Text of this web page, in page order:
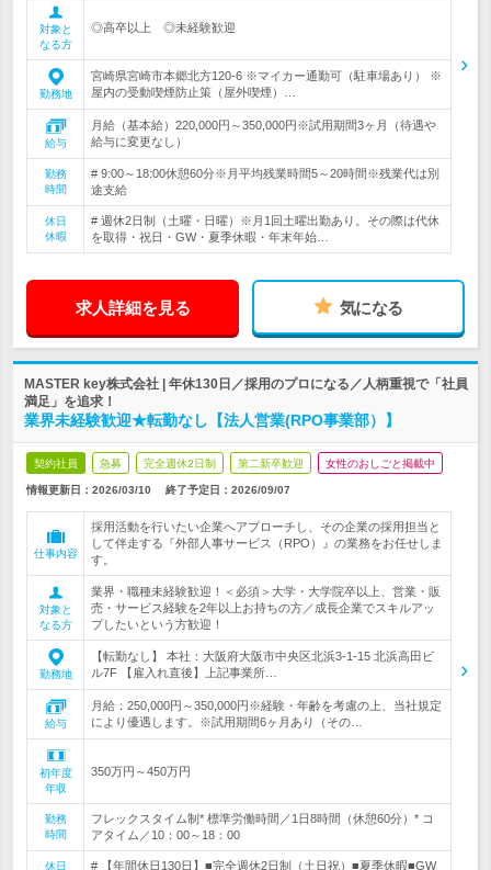
対象と
なる方
◎高卒以上 ◎未経験歓迎
勤務地
宮崎県宮崎市本郷北方120-6 ※マイカー通勤可（駐車場あり） ※
屋内の受動喫煙防止策（屋外喫煙）…
給与
月給（基本給）220,000円～350,000円※試用期間3ヶ月（待遇や
給与に変更なし）
勤務
時間
# 9:00～18:00休憩60分※月平均残業時間5～20時間※残業代は別
途支給
休日
休暇
# 週休2日制（土曜・日曜）※月1回土曜出勤あり。その際は代休
を取得・祝日・GW・夏季休暇・年末年始…
求人詳細を見る 気になる
MASTER key株式会社 | 年休130日／採用のプロになる／人柄重視で「社員
満足」を追求！
業界未経験歓迎★転勤なし【法人営業(RPO事業部）】
契約社員 急募 完全週休2日制 第二新卒歓迎 女性のおしごと掲載中
情報更新日：2026/03/10 終了予定日： 2026/09/07
仕事内容
採用活動を行いたい企業へアプローチし、その企業の採用担当と
して伴走する『外部人事サービス（RPO）』の業務をお任せしま
す。
対象と
なる方
業界・職種未経験歓迎！＜必須＞大学・大学院卒以上、営業・販
売・サービス経験を2年以上お持ちの方／成長企業でスキルアッ
プしたいという方歓迎！
勤務地
【転勤なし】 本社：大阪府大阪市中央区北浜3-1-15 北浜高田ビ
ル7F 【雇入れ直後】上記事業所…
給与
月給：250,000円～350,000円※経験・年齢を考慮の上、当社規定
により優遇します。※試用期間6ヶ月あり（その…
初年度
年収
350万円～450万円
勤務
時間
フレックスタイム制* 標準労働時間／1日8時間（休憩60分）* コ
アタイム／10：00～18：00
休日 # 【年間休日130日】■完全週休2日制（土日祝）■夏季休暇■GW